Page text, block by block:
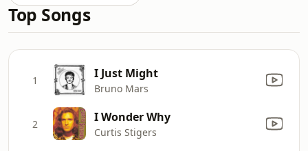
Top Songs
1 I Just Might
Bruno Mars
2 I Wonder Why
Curtis Stigers